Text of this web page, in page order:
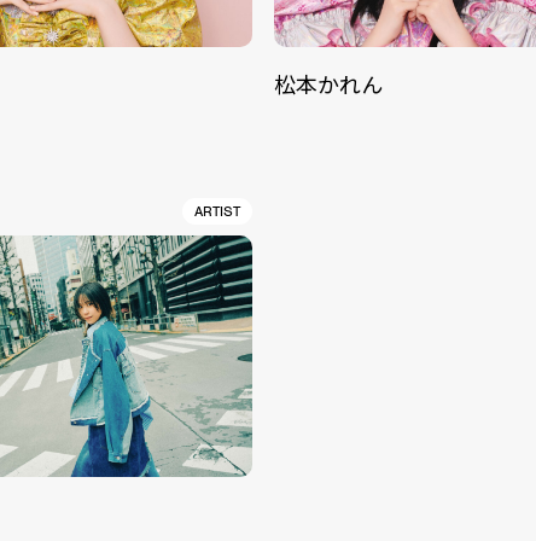
松本かれん
ARTIST